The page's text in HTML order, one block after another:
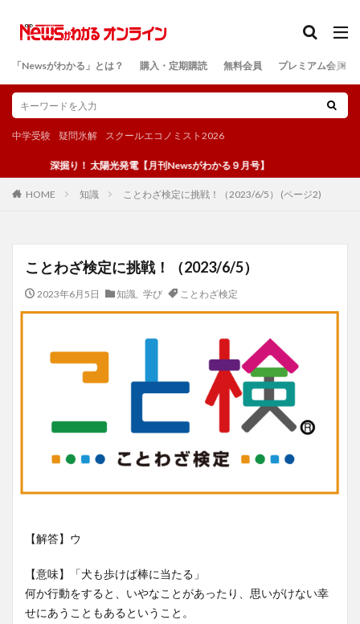
「Newsがわかる」とは？ 購入・定期購読 無料会員 プレミアム会員
中学受験 疑問氷解 スクールエコノミスト2026
深掘り！ 太陽光発電【月刊Newsがわかる９月号】
HOME 知識 ことわざ検定に挑戦！（2023/6/5） (ページ2)
ことわざ検定に挑戦！（2023/6/5）
2023年6月5日 知識 学び ことわざ検定
【解答】ウ
【意味】「犬も歩けば棒に当たる」
何か行動をすると、いやなことがあったり、思いがけない幸
せにあうこともあるということ。
検索